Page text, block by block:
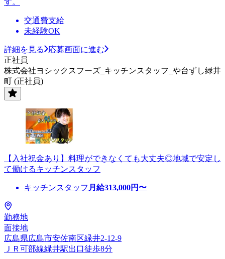
交通費支給
未経験OK
詳細を見る
応募画面に進む
正社員
株式会社ヨシックスフーズ_キッチンスタッフ_や台ずし緑井
町 (正社員)
【入社祝金あり】料理ができなくても大丈夫◎地域で安定し
て働けるキッチンスタッフ
キッチンスタッフ 月給313,000円〜
勤務地
面接地
広島県広島市安佐南区緑井2-12-9
ＪＲ可部線緑井駅出口徒歩8分